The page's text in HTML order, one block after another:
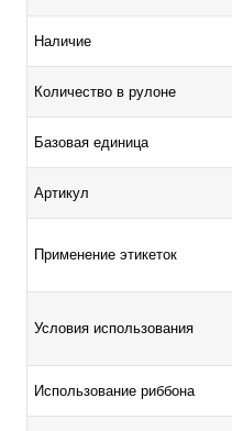
Наличие
Количество в рулоне
Базовая единица
Артикул
Применение этикеток
Условия использования
Использование риббона